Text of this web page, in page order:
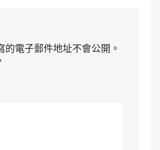
的電子郵件地址不會公開。